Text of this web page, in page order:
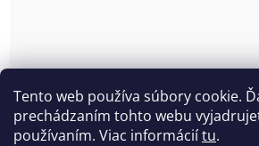
Tento web používa súbory cookie.
prechádzaním tohto webu
používaním. Viac informáciítu.